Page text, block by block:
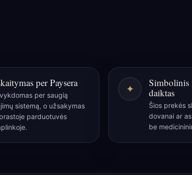
per Paysera
per saugią
sistemą, o užsakymas
parduotuvės
✦
Simbolinis
daiktas
Šios prekės
dovanai ar
be